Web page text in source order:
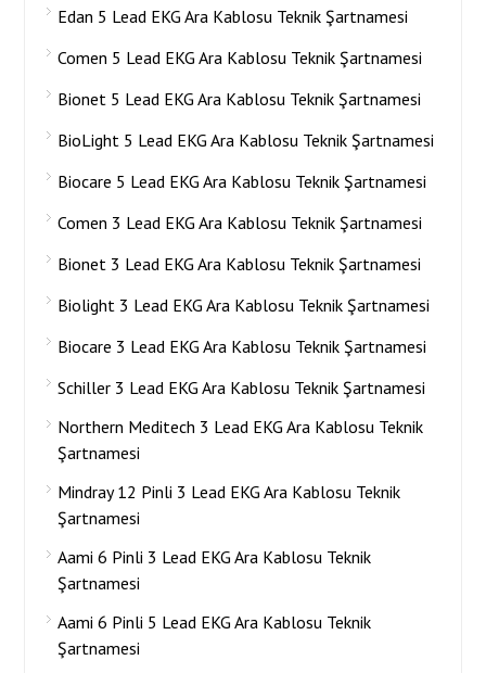
Edan 5 Lead EKG Ara Kablosu Teknik Şartnamesi
Comen 5 Lead EKG Ara Kablosu Teknik Şartnamesi
Bionet 5 Lead EKG Ara Kablosu Teknik Şartnamesi
BioLight 5 Lead EKG Ara Kablosu Teknik Şartnamesi
Biocare 5 Lead EKG Ara Kablosu Teknik Şartnamesi
Comen 3 Lead EKG Ara Kablosu Teknik Şartnamesi
Bionet 3 Lead EKG Ara Kablosu Teknik Şartnamesi
Biolight 3 Lead EKG Ara Kablosu Teknik Şartnamesi
Biocare 3 Lead EKG Ara Kablosu Teknik Şartnamesi
Schiller 3 Lead EKG Ara Kablosu Teknik Şartnamesi
Northern Meditech 3 Lead EKG Ara Kablosu Teknik
Şartnamesi
Mindray 12 Pinli 3 Lead EKG Ara Kablosu Teknik
Şartnamesi
Aami 6 Pinli 3 Lead EKG Ara Kablosu Teknik
Şartnamesi
Aami 6 Pinli 5 Lead EKG Ara Kablosu Teknik
Şartnamesi